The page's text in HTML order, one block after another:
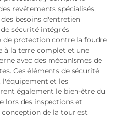
revêtements spécialisés,
besoins d'entretien
sécurité intégrés
de protection contre la foudre
à la terre complet et une
avec des mécanismes de
Ces éléments de sécurité
et les
également le bien-être du
lors des inspections et
de la tour est